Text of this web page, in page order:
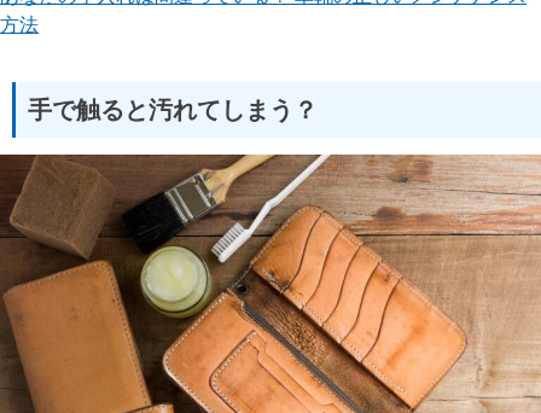
方法
手で触ると汚れてしまう？